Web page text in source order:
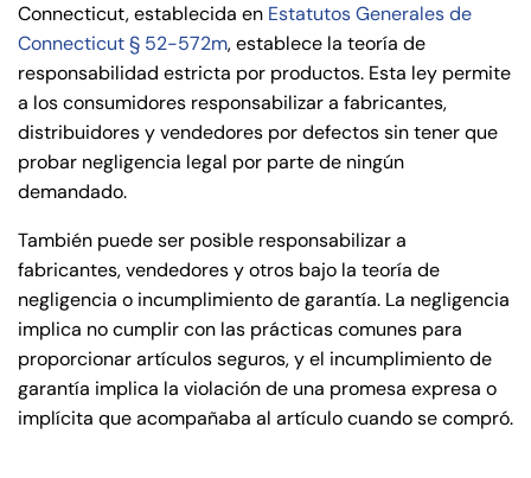
Connecticut, establecida en Estatutos Generales de
Connecticut § 52-572m, establece la teoría de
responsabilidad estricta por productos. Esta ley permite
a los consumidores responsabilizar a fabricantes,
distribuidores y vendedores por defectos sin tener que
probar negligencia legal por parte de ningún
demandado.
También puede ser posible responsabilizar a
fabricantes, vendedores y otros bajo la teoría de
negligencia o incumplimiento de garantía. La negligencia
implica no cumplir con las prácticas comunes para
proporcionar artículos seguros, y el incumplimiento de
garantía implica la violación de una promesa expresa o
implícita que acompañaba al artículo cuando se compró.